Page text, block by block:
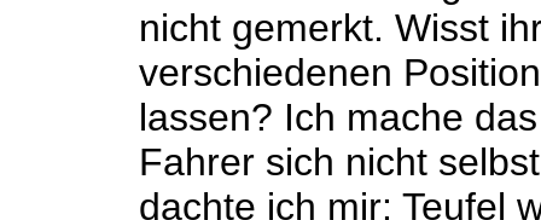
nicht gemerkt. Wisst
verschiedenen
lassen? Ich mache
Fahrer sich nicht
dachte ich mir: Teufel